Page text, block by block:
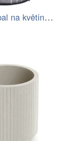
Betonový obal na květináč House šedá,…